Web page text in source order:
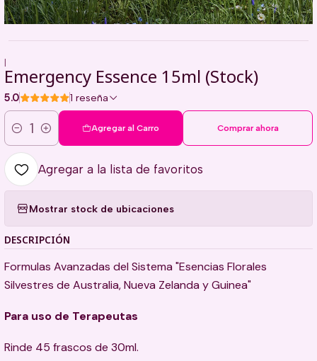
|
Emergency Essence 15ml (Stock)
5.0 1 reseña
Cantidad
Agregar al Carro Comprar ahora
Agregar a la lista de favoritos
Mostrar stock de ubicaciones
DESCRIPCIÓN
Formulas Avanzadas del Sistema "Esencias Florales
Silvestres de Australia, Nueva Zelanda y Guinea"
Para uso de Terapeutas
Rinde 45 frascos de 30ml.